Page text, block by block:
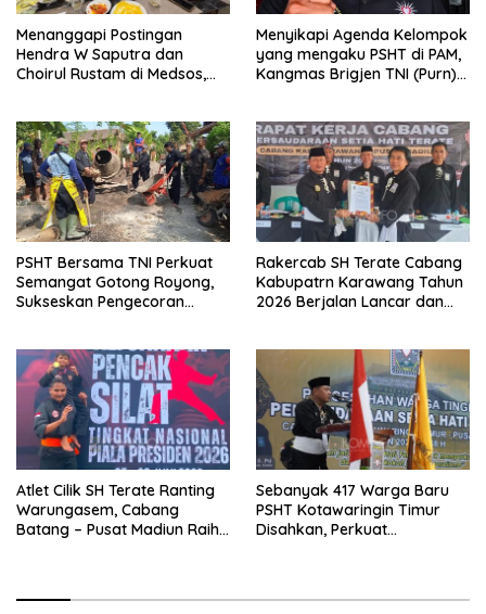
Menanggapi Postingan
Hendra W Saputra dan
Choirul Rustam di Medsos,
Menyikapi Agenda Kelompok
yang mengaku PSHT di PAM,
Kangmas Brigjen TNI (Purn)
PSHT Bersama TNI Perkuat
Semangat Gotong Royong,
Sukseskan Pengecoran
Rakercab SH Terate Cabang
Kabupatrn Karawang Tahun
2026 Berjalan Lancar dan
Atlet Cilik SH Terate Ranting
Warungasem, Cabang
Batang – Pusat Madiun Raih
Sebanyak 417 Warga Baru
PSHT Kotawaringin Timur
Disahkan, Perkuat